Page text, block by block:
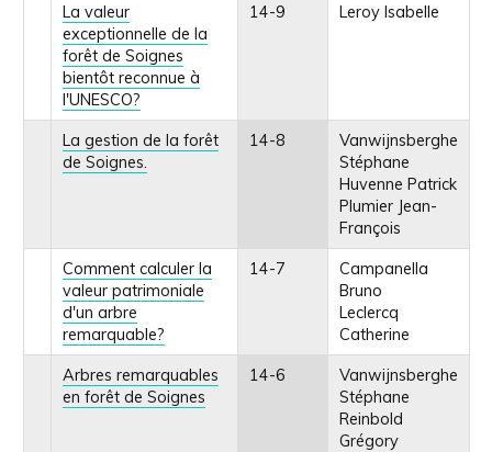
La valeur
exceptionnelle de la
forêt de Soignes
bientôt reconnue à
l'UNESCO?
14-9 Leroy Isabelle
La gestion de la forêt
de Soignes.
14-8
Vanwijnsberghe
Stéphane
Huvenne Patrick
Plumier Jean-
François
Comment calculer la
valeur patrimoniale
d'un arbre
remarquable?
14-7
Campanella
Bruno
Leclercq
Catherine
Arbres remarquables
en forêt de Soignes
14-6
Vanwijnsberghe
Stéphane
Reinbold
Grégory